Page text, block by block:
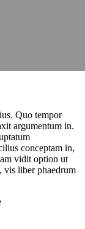
Quo tempor
argumentum in.
conceptam in,
vidit option ut
vis liber phaedrum